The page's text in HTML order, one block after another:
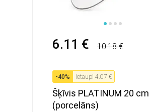
6.11 € 10.18 €
-40% Ietaupi 4.07 €
Šķīvis PLATINUM 20 cm
(porcelāns)